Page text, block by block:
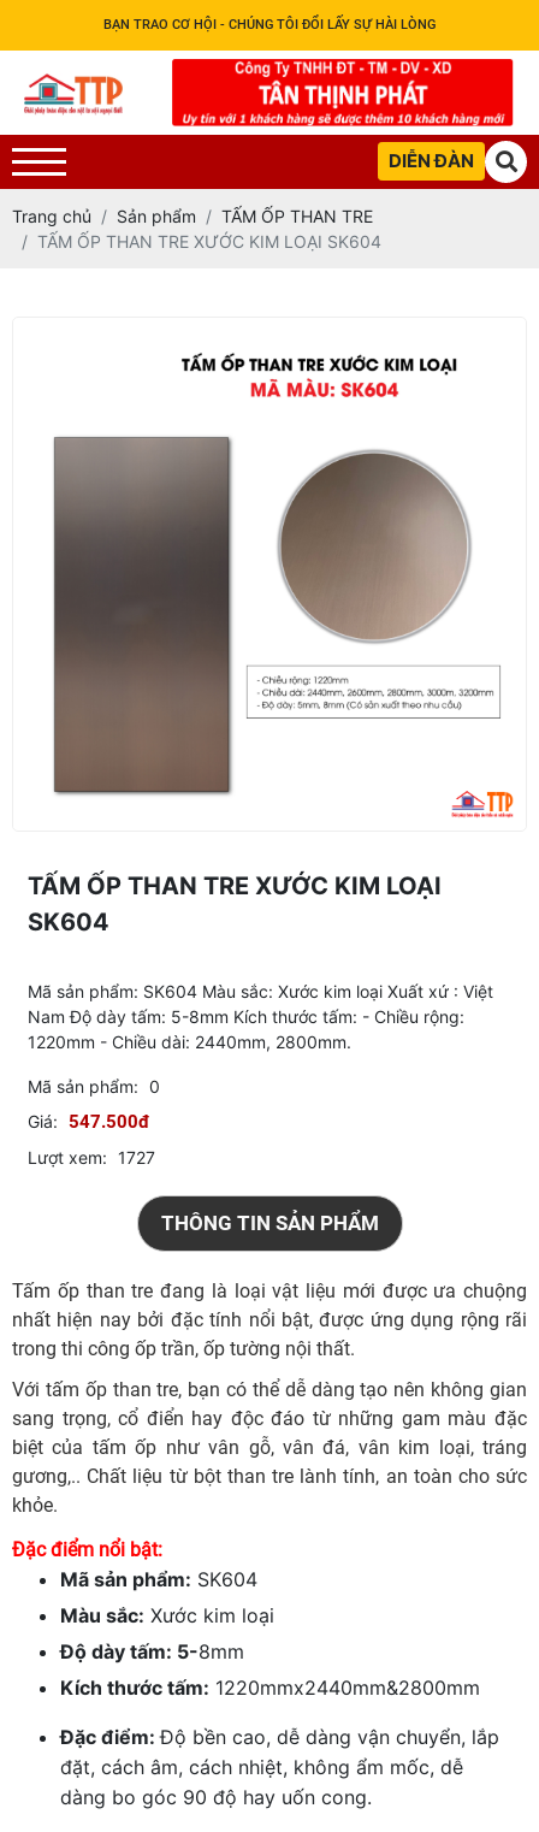
BẠN TRAO CƠ HỘI - CHÚNG TÔI ĐỔI LẤY SỰ HÀI LÒNG
DIỄN ĐÀN
Trang chủ Sản phẩm
TẤM ỐP THAN TRE
TẤM ỐP THAN TRE XƯỚC KIM LOẠI SK604
TẤM ỐP THAN TRE XƯỚC KIM LOẠI
SK604
Mã sản phẩm: SK604 Màu sắc: Xước kim loại Xuất xứ : Việt
Nam Độ dày tấm: 5-8mm Kích thước tấm: - Chiều rộng:
1220mm - Chiều dài: 2440mm, 2800mm.
Mã sản phẩm: 0
Giá: 547.500đ
Lượt xem: 1727
THÔNG TIN SẢN PHẨM
Tấm ốp than tre đang là loại vật liệu mới được ưa chuộng
nhất hiện nay bởi đặc tính nổi bật, được ứng dụng rộng rãi
trong thi công ốp trần, ốp tường nội thất.
Với tấm ốp than tre, bạn có thể dễ dàng tạo nên không gian
sang trọng, cổ điển hay độc đáo từ những gam màu đặc
biệt của tấm ốp như vân gỗ, vân đá, vân kim loại, tráng
gương,.. Chất liệu từ bột than tre lành tính, an toàn cho sức
khỏe.
Đặc điểm nổi bật:
Mã sản phẩm: SK604
Màu sắc: Xước kim loại
Độ dày tấm: 5-8mm
Kích thước tấm: 1220mmx2440mm&2800mm
Đặc điểm:Độ bền cao, dễ dàng vận chuyển, lắp
đặt, cách âm, cách nhiệt, không ẩm mốc, dễ
dàng bo góc 90 độ hay uốn cong.